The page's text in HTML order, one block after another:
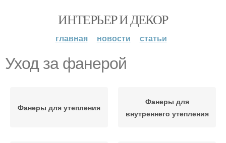
ИНТЕРЬЕР И ДЕКОР
главная новости статьи
Уход за фанерой
Фанеры для утепления
Фанеры для
внутреннего утепления